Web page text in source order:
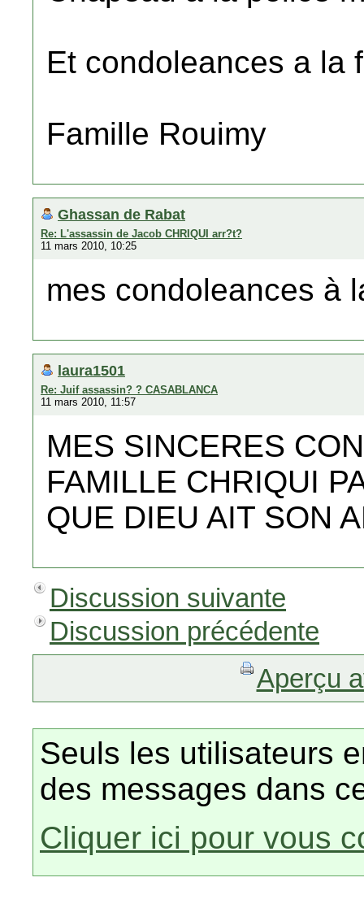
Et condoleances a la
Famille Rouimy
Ghassan de Rabat
Re: L'assassin de Jacob CHRIQUI arr?t?
11 mars 2010, 10:25
mes condoleances à
laura1501
Re: Juif assassin? ? CASABLANCA
11 mars 2010, 11:57
MES SINCERES
FAMILLE CHRIQUI
QUE DIEU AIT SON
Discussion suivante
Discussion précédente
Aperçu
Seuls les utilisateurs
des messages dans
Cliquer ici pour vous